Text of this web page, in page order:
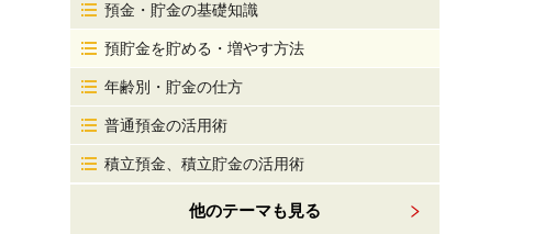
預金・貯金の基礎知識
預貯金を貯める・増やす方法
年齢別・貯金の仕方
普通預金の活用術
積立預金、積立貯金の活用術
他のテーマも見る